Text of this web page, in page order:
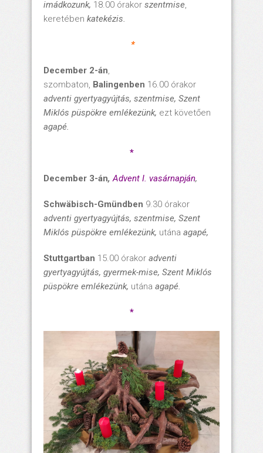
imádkozunk, 18.00 órakor szentmise,
keretében katekézis.
*
December 2-án,
szombaton, Balingenben 16.00 órakor
adventi gyertyagyújtás, szentmise, Szent
Miklós püspökre emlékezünk, ezt követően
agapé.
*
December 3-án, Advent I. vasárnapján,
Schwäbisch-Gmündben 9.30 órakor
adventi gyertyagyújtás, szentmise, Szent
Miklós püspökre emlékezünk, utána agapé,
Stuttgartban 15.00 órakor adventi
gyertyagyújtás, gyermek-mise, Szent Miklós
püspökre emlékezünk, utána agapé.
*